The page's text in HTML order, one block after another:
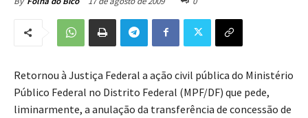
Retornou à Justiça Federal a ação civil pública do Ministério
Público Federal no Distrito Federal (MPF/DF) que pede,
liminarmente, a anulação da transferência de concessão de